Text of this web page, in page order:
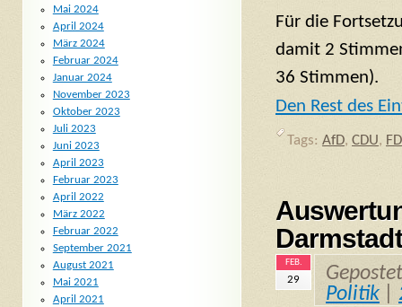
Für die
damit 2
36 Stimmen).
Den Rest des
Tags: AfD, CDU,
Darmstadt
FEB.
29
Politik
Mai 2024
April 2024
März 2024
Februar 2024
Januar 2024
November 2023
Oktober 2023
Juli 2023
Juni 2023
April 2023
Februar 2023
April 2022
März 2022
Februar 2022
September 2021
August 2021
Mai 2021
April 2021